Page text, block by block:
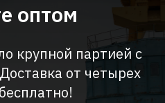
оптом
крупной партией с
от четырех